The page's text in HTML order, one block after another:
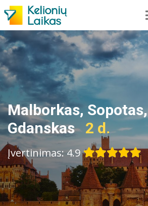
Malborkas, Sopotas,
Gdanskas
2 d.
Įvertinimas: 4.9